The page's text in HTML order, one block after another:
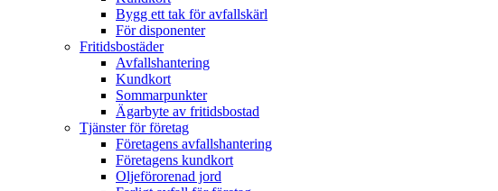
Bygg ett tak för avfallskärl
För disponenter
Fritidsbostäder
Avfallshantering
Kundkort
Sommarpunkter
Ägarbyte av fritidsbostad
Tjänster för företag
Företagens avfallshantering
Företagens kundkort
Oljeförorenad jord